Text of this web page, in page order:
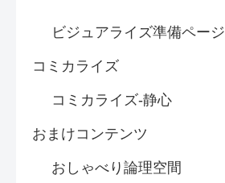
ビジュアライズ準備ページ
コミカライズ
コミカライズ-静心
おまけコンテンツ
おしゃべり論理空間